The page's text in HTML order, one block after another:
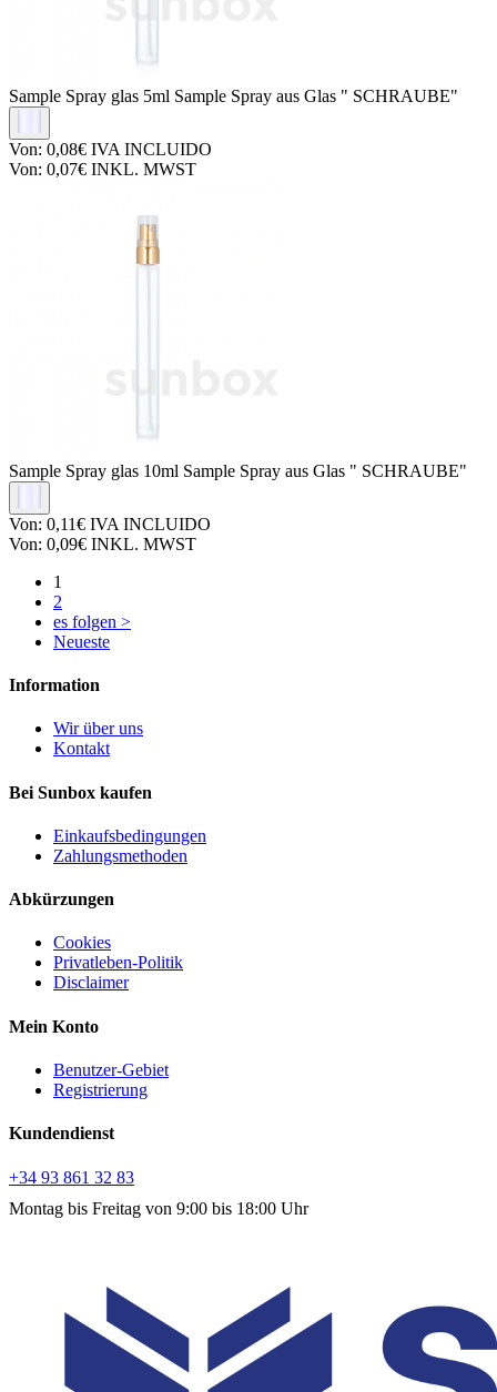
Sample Spray glas 5ml Sample Spray aus Glas " SCHRAUBE"
Von: 0,08€ IVA INCLUIDO
Von: 0,07€ INKL. MWST
Sample Spray glas 10ml Sample Spray aus Glas " SCHRAUBE"
Von: 0,11€ IVA INCLUIDO
Von: 0,09€ INKL. MWST
1
2
es folgen >
Neueste
Information
Wir über uns
Kontakt
Bei Sunbox kaufen
Einkaufsbedingungen
Zahlungsmethoden
Abkürzungen
Cookies
Privatleben-Politik
Disclaimer
Mein Konto
Benutzer-Gebiet
Registrierung
Kundendienst
+34 93 861 32 83
Montag bis Freitag von 9:00 bis 18:00 Uhr